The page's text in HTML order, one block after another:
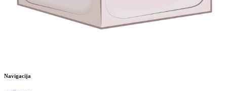
Navigacija